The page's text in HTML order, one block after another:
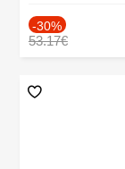
-30%
53.17€